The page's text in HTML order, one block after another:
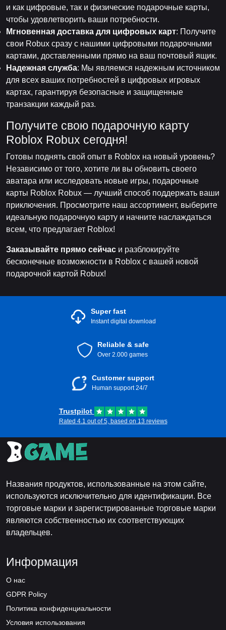
и как цифровые, так и физические подарочные карты,
чтобы удовлетворить ваши потребности.
Мгновенная доставка для цифровых карт: Получите
свои Robux сразу с нашими цифровыми подарочными
картами, доставленными прямо на ваш почтовый ящик.
Надежная служба: Мы являемся надежным источником
для всех ваших потребностей в цифровых игровых
картах, гарантируя безопасные и защищенные
транзакции каждый раз.
Получите свою подарочную карту
Roblox Robux сегодня!
Готовы поднять свой опыт в Roblox на новый уровень?
Независимо от того, хотите ли вы обновить своего
аватара или исследовать новые игры, подарочные
карты Roblox Robux — лучший способ поддержать ваши
приключения. Просмотрите наш ассортимент, выберите
идеальную подарочную карту и начните наслаждаться
всем, что предлагает Roblox!
Заказывайте прямо сейчас и разблокируйте
бесконечные возможности в Roblox с вашей новой
подарочной картой Robux!
Super fast
Instant digital download
Reliable & safe
Over 2.000 games
Customer support
Human support 24/7
Trustpilot
Rated 4.1 out of 5, based on 13 reviews
Названия продуктов, использованные на этом сайте,
используются исключительно для идентификации. Все
торговые марки и зарегистрированные торговые марки
являются собственностью их соответствующих
владельцев.
Информация
О нас
GDPR Policy
Политика конфиденциальности
Условия использования